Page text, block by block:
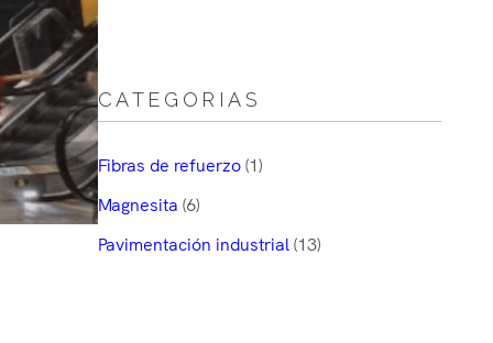
CATEGORIAS
Fibras de refuerzo(1)
Magnesita (6)
Pavimentación industrial (13)